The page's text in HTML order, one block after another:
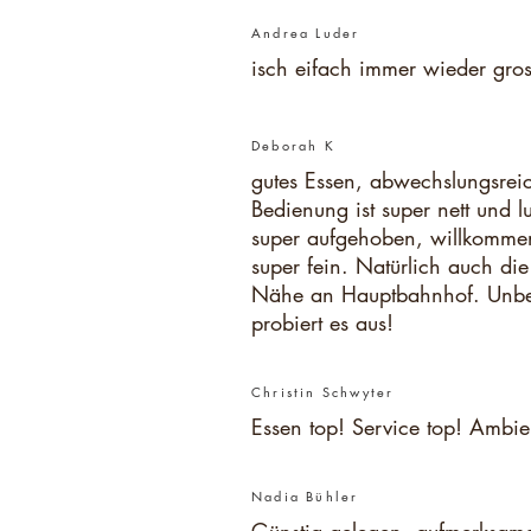
Andrea Luder
isch eifach immer wieder
Deborah K
gutes Essen,
Bedienung ist super nett und
super aufgehoben,
super fein. Natürlich auch
Nähe an Hauptbahnhof.
probiert es aus!
Christin Schwyter
Essen top! Service top!
Nadia Bühler